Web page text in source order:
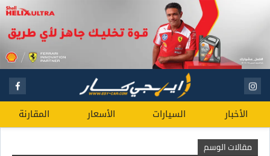
الأخبار السيارات الأسعار المقارنة
مقالات الوسم